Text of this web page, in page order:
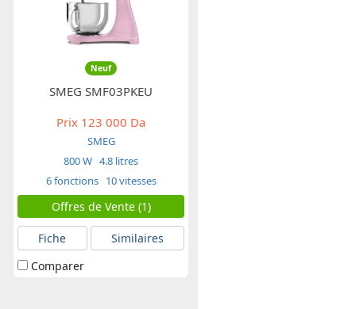
Neuf
SMEG SMF03PKEU
Prix 123 000 Da
SMEG
800 W 4.8 litres
6 fonctions 10 vitesses
Offres de Vente (1)
Fiche
Similaires
Comparer